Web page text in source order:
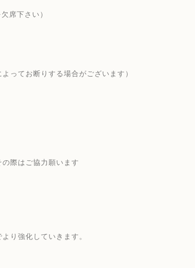
席下さい）
ってお断りする場合がございます）
際はご協力願います
り強化していきます。